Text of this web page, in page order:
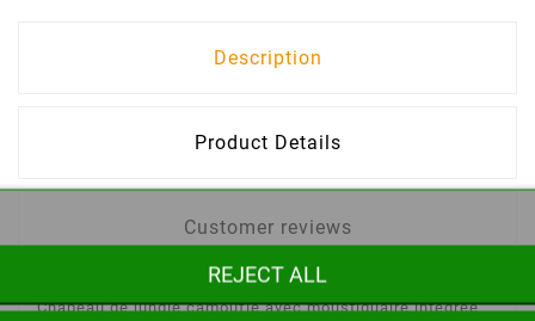
Description
Product Details
Customer reviews
Chapeau de jungle camouflé avec moustiquaire intégrée
REJECT ALL